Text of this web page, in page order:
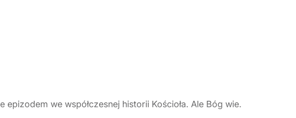
we współczesnej historii Kościoła. Ale Bóg wie.